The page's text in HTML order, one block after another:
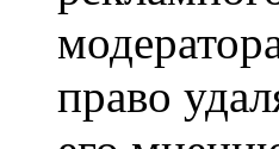
право